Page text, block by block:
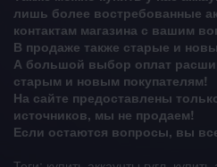
лишь более востребованные
контактам магазина с вашим
В продаже также старые и
А большой выбор оплат
старым и новым покупателям!
На сайте предоставлены
источников, мы не продаем!
Если остаются вопросы, вы